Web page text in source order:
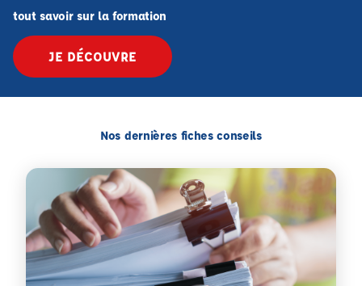
tout savoir sur la formation
JE DÉCOUVRE
Nos dernières fiches conseils